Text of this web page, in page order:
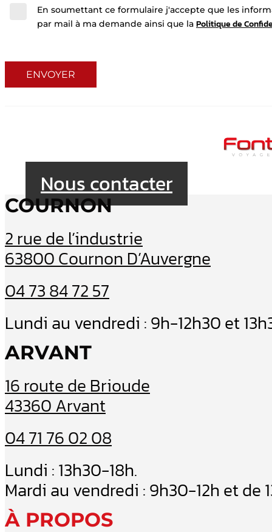
En soumettant ce formulaire j'accepte que les
par mail à ma demande ainsi que la Politique de
Nous contacter
COURNON
2 rue de l’industrie
63800 Cournon D’Auvergne
04 73 84 72 57
Lundi au vendredi : 9h-12h30 et
ARVANT
16 route de Brioude
43360 Arvant
04 71 76 02 08
Lundi : 13h30-18h.
Mardi au vendredi : 9h30-12h et de
À PROPOS